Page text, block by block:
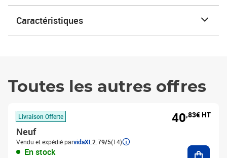
Caractéristiques
Toutes les autres offres
Livraison Offerte
Neuf
Vendu et expédié parvidaXL 2.79/5(14)
En stock
40,83€ HT